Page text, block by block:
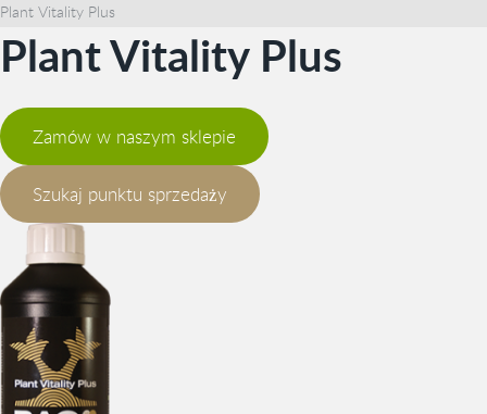
Plant Vitality Plus
Plant Vitality Plus
Zamów w naszym sklepie
Szukaj punktu sprzedaży